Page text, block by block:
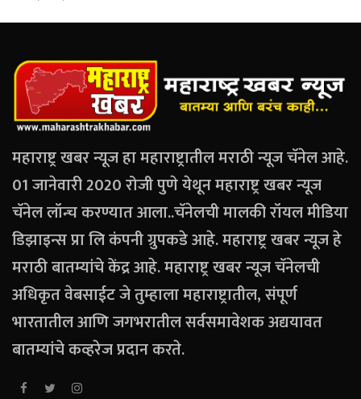
महाराष्ट्र खबर न्यूज हा महाराष्ट्रातील मराठी न्यूज चॅनेल आहे.
01 जानेवारी 2020 रोजी पुणे येथून महाराष्ट्र खबर न्यूज
चॅनेल लॉन्च करण्यात आला..चॅनेलची मालकी रॉयल मीडिया
डिझाइन्स प्रा लि कंपनी ग्रुपकडे आहे. महाराष्ट्र खबर न्यूज हे
मराठी बातम्यांचे केंद्र आहे. महाराष्ट्र खबर न्यूज चॅनेलची
अधिकृत वेबसाईट जे तुम्हाला महाराष्ट्रातील, संपूर्ण
भारतातील आणि जगभरातील सर्वसमावेशक अद्ययावत
बातम्यांचे कव्हरेज प्रदान करते.